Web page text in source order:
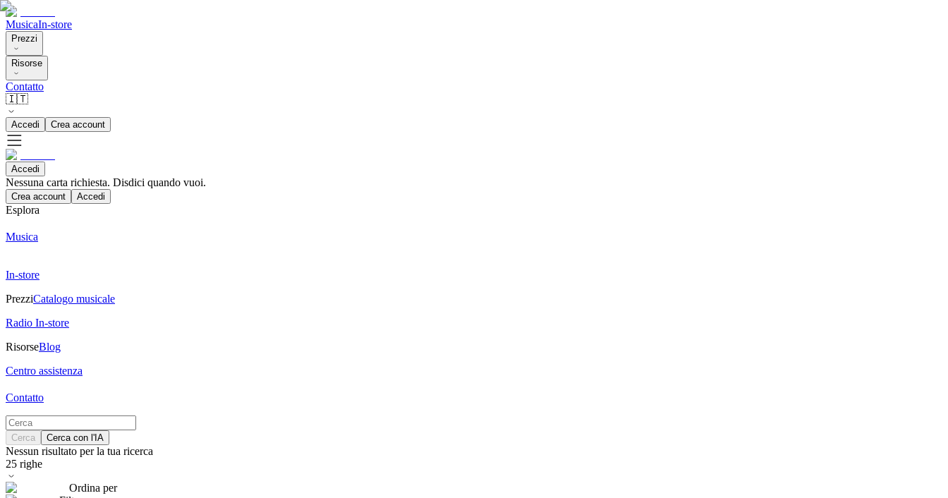
MusicaIn-store
Prezzi
Risorse
Contatto
🇮🇹
Accedi Crea account
Accedi
Nessuna carta richiesta. Disdici quando vuoi.
Crea account Accedi
Esplora
Musica
In-store
PrezziCatalogo musicale
Radio In-store
RisorseBlog
Centro assistenza
Contatto
Cerca Cerca con l'IA
Nessun risultato per la tua ricerca
25 righe
Ordina per